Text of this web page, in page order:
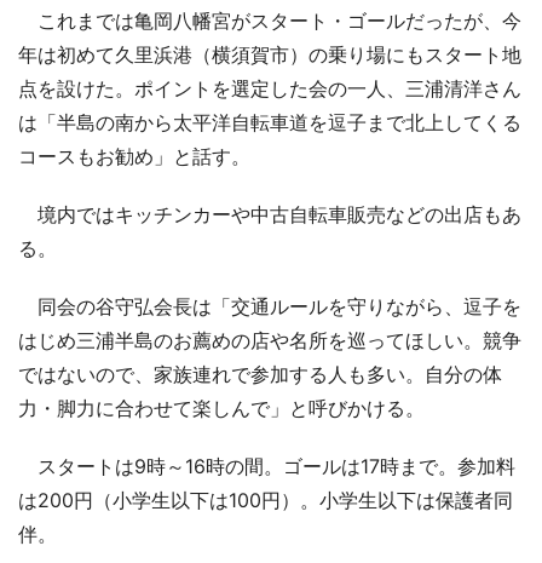
これまでは亀岡八幡宮がスタート・ゴールだったが、今
年は初めて久里浜港（横須賀市）の乗り場にもスタート地
点を設けた。ポイントを選定した会の一人、三浦清洋さん
は「半島の南から太平洋自転車道を逗子まで北上してくる
コースもお勧め」と話す。
境内ではキッチンカーや中古自転車販売などの出店もあ
る。
同会の谷守弘会長は「交通ルールを守りながら、逗子を
はじめ三浦半島のお薦めの店や名所を巡ってほしい。競争
ではないので、家族連れで参加する人も多い。自分の体
力・脚力に合わせて楽しんで」と呼びかける。
スタートは9時～16時の間。ゴールは17時まで。参加料
は200円（小学生以下は100円）。小学生以下は保護者同
伴。